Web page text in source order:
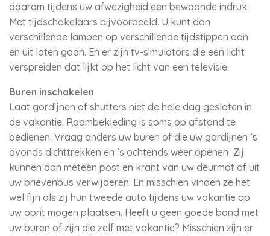
daarom tijdens uw afwezigheid een bewoonde indruk.
Met tijdschakelaars bijvoorbeeld. U kunt dan
verschillende lampen op verschillende tijdstippen aan
en uit laten gaan. En er zijn tv-simulators die een licht
verspreiden dat lijkt op het licht van een televisie.
Buren inschakelen
Laat gordijnen of shutters niet de hele dag gesloten in
de vakantie. Raambekleding is soms op afstand te
bedienen. Vraag anders uw buren of die uw gordijnen ’s
avonds dichttrekken en ’s ochtends weer openen Zij
kunnen dan meteen post en krant van uw deurmat of uit
uw brievenbus verwijderen. En misschien vinden ze het
wel fijn als zij hun tweede auto tijdens uw vakantie op
uw oprit mogen plaatsen. Heeft u geen goede band met
uw buren of zijn die zelf met vakantie? Misschien zijn er